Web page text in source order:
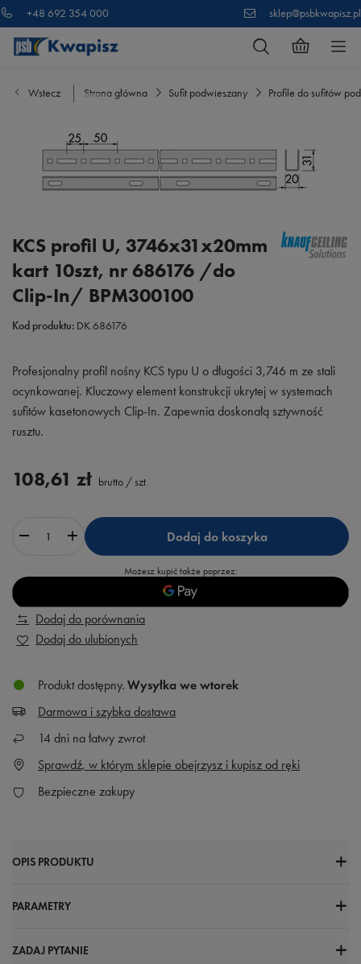
+48 692 354 000 sklep@psbkwapisz.pl
Wstecz Strona główna Sufit podwieszany Profile do sufitów
KCS profil U, 3746x31x20mm
kart 10szt, nr 686176 /do
Clip-In/ BPM300100
Kod produktu: DK.686176
Profesjonalny profil nośny KCS typu U o długości 3,746 m ze stali
ocynkowanej. Kluczowy element konstrukcji ukrytej w systemach
sufitów kasetonowych Clip-In. Zapewnia doskonałą sztywność
rusztu.
108,61 zł brutto / szt.
Dodaj do koszyka
Możesz kupić także poprzez:
Dodaj do porównania
Dodaj do ulubionych
Produkt dostępny Wysyłka we wtorek
Darmowa i szybka dostawa
14 dni na łatwy zwrot
Sprawdź, w którym sklepie obejrzysz i kupisz od ręki
Bezpieczne zakupy
OPIS PRODUKTU
PARAMETRY
ZADAJ PYTANIE